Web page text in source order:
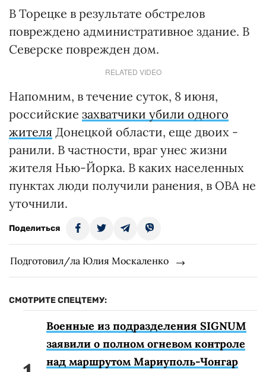
В Торецке в результате обстрелов
повреждено административное здание. В
Северске поврежден дом.
RELATED VIDEO
Напомним, в течение суток, 8 июня,
российские захватчики убили одного
жителя Донецкой области, еще двоих -
ранили. В частности, враг унес жизни
жителя Нью-Йорка. В каких населенных
пунктах люди получили ранения, в ОВА не
уточнили.
Поделиться
Подготовил/ла Юлия Москаленко
СМОТРИТЕ СПЕЦТЕМУ:
Военные из подразделения SIGNUM
заявили о полном огневом контроле
над маршрутом Мариуполь-Чонгар